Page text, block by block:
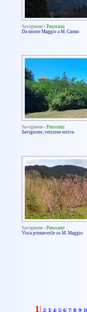
Savignone - Panorami
Da monte Maggio a M. Carmo
Savignone - Panorami
Savignone, versione estiva
Savignone - Panorami
Vista primaverile su M. Maggio
1| 2| 3| 4| 5| 6| 7| 8| 9|